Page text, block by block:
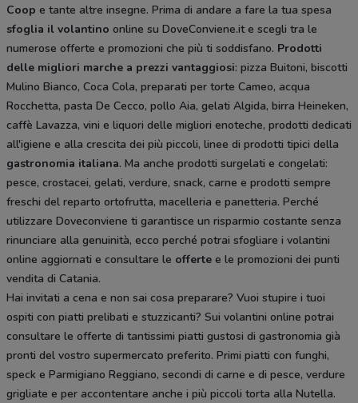
Coop e tante altre insegne. Prima di andare a fare la tua spesa
sfoglia il volantino online su DoveConviene.it e scegli tra le
numerose offerte e promozioni che più ti soddisfano. Prodotti
delle migliori marche a prezzi vantaggiosi: pizza Buitoni, biscotti
Mulino Bianco, Coca Cola, preparati per torte Cameo, acqua
Rocchetta, pasta De Cecco, pollo Aia, gelati Algida, birra Heineken,
caffè Lavazza, vini e liquori delle migliori enoteche, prodotti dedicati
all'igiene e alla crescita dei più piccoli, linee di prodotti tipici della
gastronomia italiana. Ma anche prodotti surgelati e congelati:
pesce, crostacei, gelati, verdure, snack, carne e prodotti sempre
freschi del reparto ortofrutta, macelleria e panetteria. Perché
utilizzare Doveconviene ti garantisce un risparmio costante senza
rinunciare alla genuinità, ecco perché potrai sfogliare i volantini
online aggiornati e consultare le offerte e le promozioni dei punti
vendita di Catania.
Hai invitati a cena e non sai cosa preparare? Vuoi stupire i tuoi
ospiti con piatti prelibati e stuzzicanti? Sui volantini online potrai
consultare le offerte di tantissimi piatti gustosi di gastronomia già
pronti del vostro supermercato preferito. Primi piatti con funghi,
speck e Parmigiano Reggiano, secondi di carne e di pesce, verdure
grigliate e per accontentare anche i più piccoli torta alla Nutella.